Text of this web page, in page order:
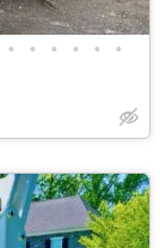
• • • • • •